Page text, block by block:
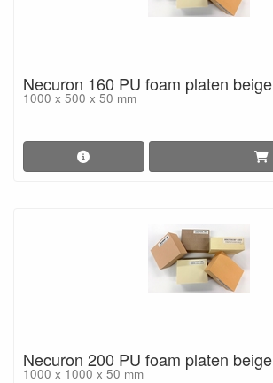
Necuron 160 PU foam platen beige
1000 x 500 x 50 mm
Necuron 200 PU foam platen beige
1000 x 1000 x 50 mm